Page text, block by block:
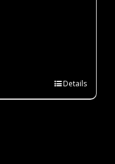
Details